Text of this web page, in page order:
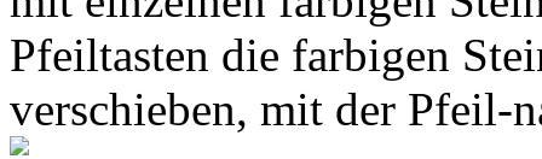
Pfeiltasten die farbigen
verschieben, mit der Pfeil-